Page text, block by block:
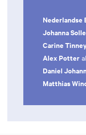
Nederlandse
Johanna
Carine
Alex Potter
Daniel
Matthias